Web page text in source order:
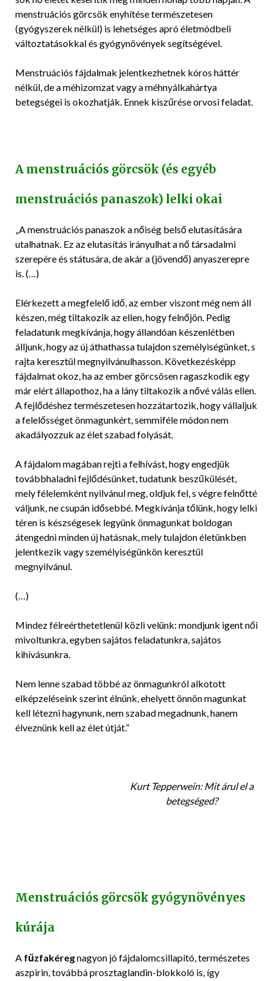
25
menstruációs görcsök enyhítése természetesen
(gyógyszerek nélkül) is lehetséges apró életmódbeli
változtatásokkal és gyógynövények segítségével.
Menstruációs fájdalmak jelentkezhetnek kóros háttér
nélkül, de a méhizomzat vagy a méhnyálkahártya
betegségei is okozhatják. Ennek kiszűrése orvosi feladat.
A menstruációs görcsök (és egyéb
menstruációs panaszok) lelki okai
„A menstruációs panaszok a nőiség belső elutasítására
utalhatnak. Ez az elutasítás irányulhat a nő társadalmi
szerepére és státusára, de akár a (jövendő) anyaszerepre
is. (…)
Elérkezett a megfelelő idő, az ember viszont még nem áll
készen, még tiltakozik az ellen, hogy felnőjön. Pedig
feladatunk megkívánja, hogy állandóan készenlétben
álljunk, hogy az új áthathassa tulajdon személyiségünket, s
rajta keresztül megnyilvánulhasson. Következésképp
fájdalmat okoz, ha az ember görcsösen ragaszkodik egy
már elért állapothoz, ha a lány tiltakozik a nővé válás ellen.
A fejlődéshez természetesen hozzátartozik, hogy vállaljuk
a felelősséget önmagunkért, semmiféle módon nem
akadályozzuk az élet szabad folyását.
A fájdalom magában rejti a felhívást, hogy engedjük
továbbhaladni fejlődésünket, tudatunk beszűkülését,
mely félelemként nyilvánul meg, oldjuk fel, s végre felnőtté
váljunk, ne csupán idősebbé. Megkívánja tőlünk, hogy lelki
téren is készségesek legyünk önmagunkat boldogan
átengedni minden új hatásnak, mely tulajdon életünkben
jelentkezik vagy személyiségünkön keresztül
megnyilvánul.
(…)
Mindez félreérthetetlenül közli velünk: mondjunk igent női
mivoltunkra, egyben sajátos feladatunkra, sajátos
kihívásunkra.
Nem lenne szabad többé az önmagunkról alkotott
elképzeléseink szerint élnünk, ehelyett önnön magunkat
kell létezni hagynunk, nem szabad megadnunk, hanem
élveznünk kell az élet útját.”
Kurt Tepperwein: Mit árul el a
betegséged?
Menstruációs görcsök gyógynövényes
kúrája
A fűzfakéregnagyon jó fájdalomcsillapító, természetes
aszpirin, továbbá prosztaglandin-blokkoló is, így